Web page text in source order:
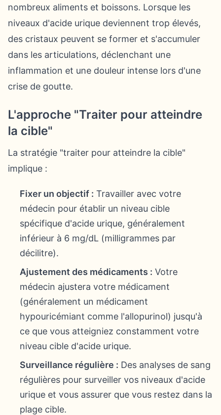
nombreux aliments et boissons. Lorsque les
niveaux d'acide urique deviennent trop élevés,
des cristaux peuvent se former et s'accumuler
dans les articulations, déclenchant une
inflammation et une douleur intense lors d'une
crise de goutte.
L'approche "Traiter pour atteindre
la cible"
La stratégie "traiter pour atteindre la cible"
implique :
Fixer un objectif : Travailler avec votre
médecin pour établir un niveau cible
spécifique d'acide urique, généralement
inférieur à 6 mg/dL (milligrammes par
décilitre).
Ajustement des médicaments : Votre
médecin ajustera votre médicament
(généralement un médicament
hypouricémiant comme l'allopurinol) jusqu'à
ce que vous atteigniez constamment votre
niveau cible d'acide urique.
Surveillance régulière : Des analyses de sang
régulières pour surveiller vos niveaux d'acide
urique et vous assurer que vous restez dans la
plage cible.